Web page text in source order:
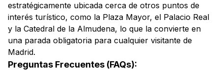
estratégicamente ubicada cerca de otros puntos de
interés turístico, como la Plaza Mayor, el Palacio Real
y la Catedral de la Almudena, lo que la convierte en
una parada obligatoria para cualquier visitante de
Madrid.
Preguntas Frecuentes (FAQs):